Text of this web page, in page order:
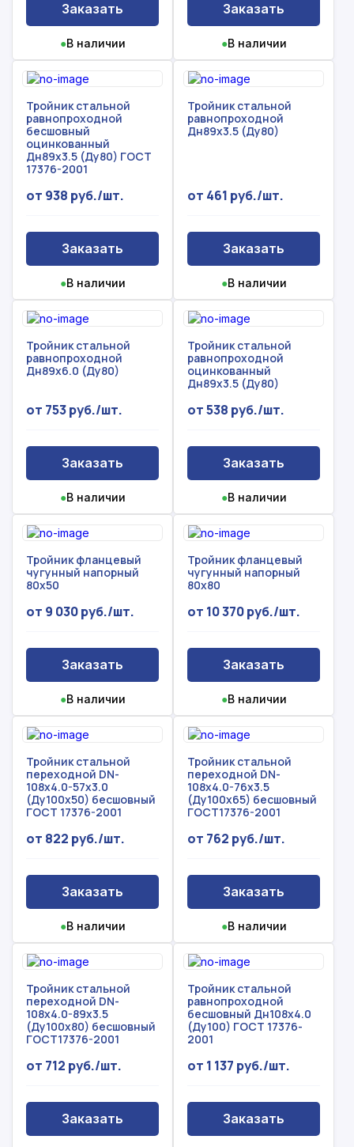
Заказать
●В наличии
Заказать
●В наличии
Тройник стальной
равнопроходной
бесшовный
оцинкованный
Дн89х3.5 (Ду80) ГОСТ
17376-2001
от 938 руб./шт.
Заказать
●В наличии
Тройник стальной
равнопроходной
Дн89х3.5 (Ду80)
от 461 руб./шт.
Заказать
●В наличии
Тройник стальной
равнопроходной
Дн89х6.0 (Ду80)
от 753 руб./шт.
Заказать
●В наличии
Тройник стальной
равнопроходной
оцинкованный
Дн89х3.5 (Ду80)
от 538 руб./шт.
Заказать
●В наличии
Тройник фланцевый
чугунный напорный
80х50
от 9 030 руб./шт.
Заказать
●В наличии
Тройник фланцевый
чугунный напорный
80х80
от 10 370 руб./шт.
Заказать
●В наличии
Тройник стальной
переходной DN-
108х4.0-57х3.0
(Ду100х50) бесшовный
ГОСТ 17376-2001
от 822 руб./шт.
Заказать
●В наличии
Тройник стальной
переходной DN-
108х4.0-76х3.5
(Ду100х65) бесшовный
ГОСТ17376-2001
от 762 руб./шт.
Заказать
●В наличии
Тройник стальной
переходной DN-
108х4.0-89х3.5
(Ду100х80) бесшовный
ГОСТ17376-2001
от 712 руб./шт.
Заказать
Тройник стальной
равнопроходной
бесшовный Дн108х4.0
(Ду100) ГОСТ 17376-
2001
от 1 137 руб./шт.
Заказать